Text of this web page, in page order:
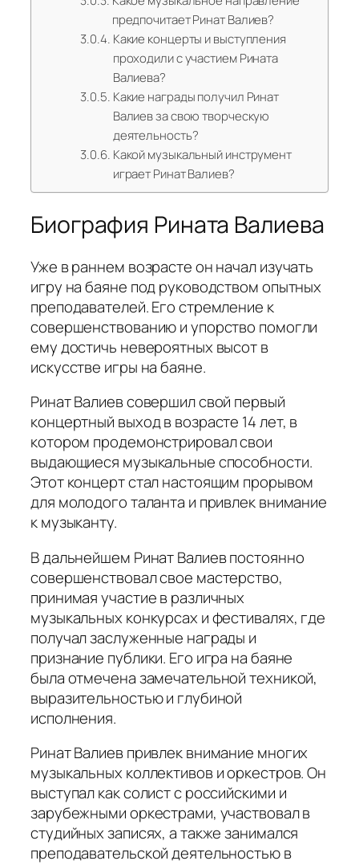
предпочитает Ринат Валиев?
Какие концерты и выступления
проходили с участием Рината
Валиева?
Какие награды получил Ринат
Валиев за свою творческую
деятельность?
Какой музыкальный инструмент
играет Ринат Валиев?
Биография Рината Валиева
Уже в раннем возрасте он начал изучать
игру на баяне под руководством опытных
преподавателей. Его стремление к
совершенствованию и упорство помогли
ему достичь невероятных высот в
искусстве игры на баяне.
Ринат Валиев совершил свой первый
концертный выход в возрасте 14 лет, в
котором продемонстрировал свои
выдающиеся музыкальные способности.
Этот концерт стал настоящим прорывом
для молодого таланта и привлек внимание
к музыканту.
В дальнейшем Ринат Валиев постоянно
совершенствовал свое мастерство,
принимая участие в различных
музыкальных конкурсах и фестивалях, где
получал заслуженные награды и
признание публики. Его игра на баяне
была отмечена замечательной техникой,
выразительностью и глубиной
исполнения.
Ринат Валиев привлек внимание многих
музыкальных коллективов и оркестров. Он
выступал как солист с российскими и
зарубежными оркестрами, участвовал в
студийных записях, а также занимался
преподавательской деятельностью в